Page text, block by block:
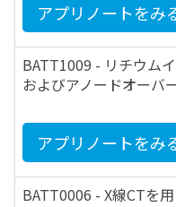
アプリノートをみ
BATT1009 - リチウム
およびアノードオーバ
アプリノートをみ
BATT0006 - X線CTを